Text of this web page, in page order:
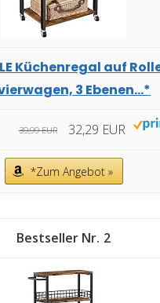
Küchenregal auf
3 Ebenen...*
39,99 EUR 32,29 EUR
*Zum Angebot »
2